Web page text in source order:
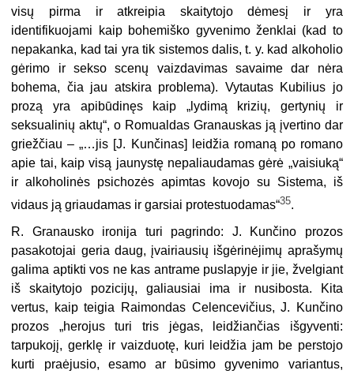
visų pirma ir atkreipia skaitytojo dėmesį ir yra
identifikuojami kaip bohemiško gyvenimo ženklai (kad to
nepakanka, kad tai yra tik sistemos dalis, t. y. kad alkoholio
gėri­mo ir sekso scenų vaizdavimas savaime dar nėra
bohema, čia jau atskira proble­ma). Vytautas Kubilius jo
prozą yra apibūdinęs kaip „lydimą krizių, gertynių ir
seksualinių aktų“, o Romualdas Granauskas ją įvertino dar
griežčiau – „…jis [J. Kunčinas] leidžia romaną po romano
apie tai, kaip visą jaunystę nepaliaudamas gėrė „vaisiuką“
ir alkoholinės psichozės apimtas kovojo su Sistema, iš
vidaus ją griaudamas ir garsiai protestuodamas“35.
R. Granausko ironija turi pagrindo: J. Kunčino prozos
pasakotojai geria daug, įvairiausių išgėrinėjimų aprašymų
galima aptikti vos ne kas antrame puslapyje ir jie, žvelgiant
iš skaitytojo pozicijų, galiausiai ima ir nusibosta. Kita
vertus, kaip teigia Raimondas Celencevičius, J. Kunčino
prozos „herojus turi tris jėgas, leidžiančias išgyventi:
tarpukojį, gerklę ir vaizduotę, kuri leidžia jam be perstojo
kurti praėjusio, esamo ar būsimo gyvenimo variantus,